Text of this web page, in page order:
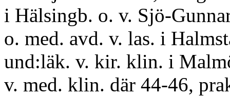
i Hälsingb. o. v. Sjö-
o. med. avd. v. las. i
und:läk. v. kir. klin. i
v. med. klin. där 44-46,